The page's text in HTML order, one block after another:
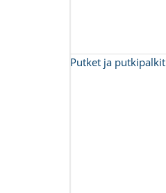
Putket ja putkipalkit